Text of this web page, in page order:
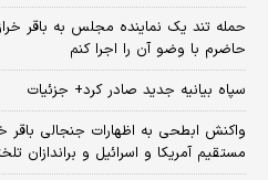
حمله تند یک نماینده مجلس به باقر
حاضرم با وضو آن را اجرا کنم
سپاه بیانیه جدید صادر کرد+ جزئیات
واکنش ابطحی به اظهارات جنجالی باقر
مستقیم آمریکا و اسرائیل و براندازان